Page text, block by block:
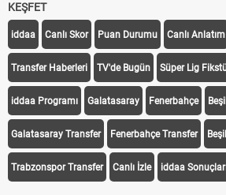
KEŞFET
iddaa Canlı Skor Puan Durumu Canlı Anlatım
Transfer Haberleri TV'de Bugün Süper Lig
iddaa Programı Galatasaray Fenerbahçe
Galatasaray Transfer Fenerbahçe Transfer
Trabzonspor Transfer Canlı İzle iddaa